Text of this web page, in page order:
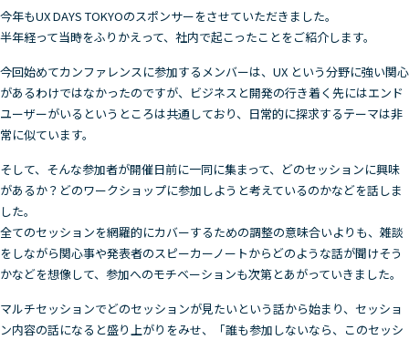
今年もUX DAYS TOKYOのスポンサーをさせていただきました。
半年経って当時をふりかえって、社内で起こったことをご紹介します。
今回始めてカンファレンスに参加するメンバーは、UX という分野に強い関心
があるわけではなかったのですが、ビジネスと開発の行き着く先にはエンド
ユーザーがいるというところは共通しており、日常的に探求するテーマは非
常に似ています。
そして、そんな参加者が開催日前に一同に集まって、どのセッションに興味
があるか？どのワークショップに参加しようと考えているのかなどを話しま
した。
全てのセッションを網羅的にカバーするための調整の意味合いよりも、雑談
をしながら関心事や発表者のスピーカーノートからどのような話が聞けそう
かなどを想像して、参加へのモチベーションも次第とあがっていきました。
マルチセッションでどのセッションが見たいという話から始まり、セッショ
ン内容の話になると盛り上がりをみせ、「誰も参加しないなら、このセッシ